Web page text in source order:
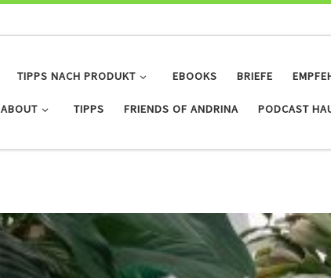
TIPPS NACH PRODUKT EBOOKS BRIEFE
ABOUT TIPPS FRIENDS OF ANDRINA PODCAST